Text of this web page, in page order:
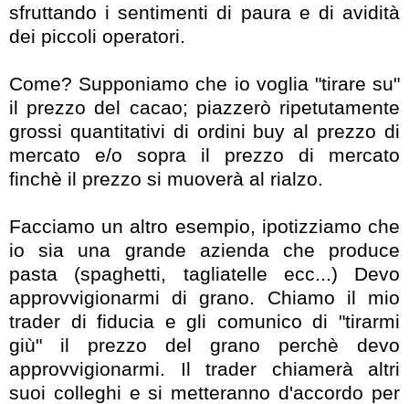
sfruttando i sentimenti di paura e di avidità
dei piccoli operatori.
Come? Supponiamo che io voglia "tirare su"
il prezzo del cacao; piazzerò ripetutamente
grossi quantitativi di ordini buy al prezzo di
mercato e/o sopra il prezzo di mercato
finchè il prezzo si muoverà al rialzo.
Facciamo un altro esempio, ipotizziamo che
io sia una grande azienda che produce
pasta (spaghetti, tagliatelle ecc...) Devo
approvvigionarmi di grano. Chiamo il mio
trader di fiducia e gli comunico di "tirarmi
giù" il prezzo del grano perchè devo
approvvigionarmi. Il trader chiamerà altri
suoi colleghi e si metteranno d'accordo per